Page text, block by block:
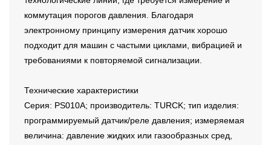
коммутация порогов давления. Благодаря
электронному принципу измерения датчик хорошо
подходит для машин с частыми циклами, вибрацией и
требованиями к повторяемой сигнализации.
Технические характеристики
Серия: PS010A; производитель: TURCK; тип изделия:
программируемый датчик/реле давления; измеряемая
величина: давление жидких или газообразных сред,